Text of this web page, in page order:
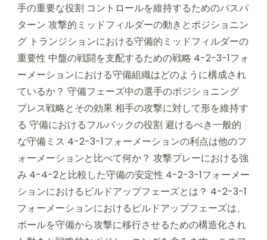
手の重要な役割 コントロールを維持するためのパスパ
ターン 攻撃的ミッドフィルダーの動きとポジショニン
グ トランジションにおける守備的ミッドフィルダーの
重要性 中盤の戦闘を支配するための戦略 4-2-3-1フォ
ーメーションにおける守備組織はどのように構成され
ているか？ 守備フェーズ中の選手のポジショニング
プレス戦略とその効果 相手の攻撃に対して形を維持す
る 守備におけるフルバックの役割 避けるべき一般的
な守備ミス 4-2-3-1フォーメーションの利点は他のフ
ォーメーションと比べて何か？ 攻撃プレーにおける強
み 4-4-2と比較した守備の安定性 4-2-3-1フォーメー
ションにおけるビルドアップフェーズとは？ 4-2-3-1
フォーメーションにおけるビルドアップフェーズは、
ボールを守備から攻撃に移行させるための構造化され